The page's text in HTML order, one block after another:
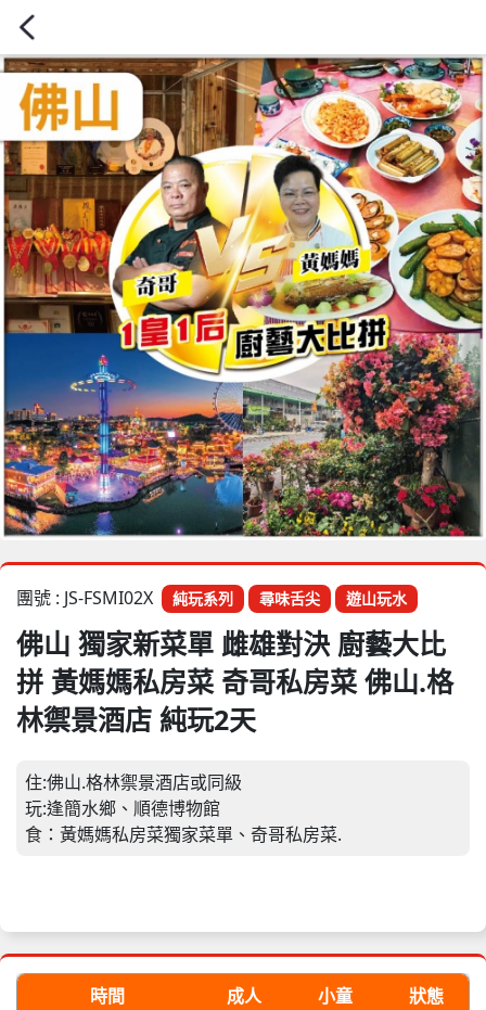
團號 : JS-FSMI02X 純玩系列 尋味舌尖 遊山玩水
佛山 獨家新菜單 雌雄對決 廚藝大比
拼 黃媽媽私房菜 奇哥私房菜 佛山.格
林禦景酒店 純玩2天
住:佛山.格林禦景酒店或同級
玩:逢簡水鄉、順德博物館
食：黃媽媽私房菜獨家菜單、奇哥私房菜.
時間 成人 小童
狀態